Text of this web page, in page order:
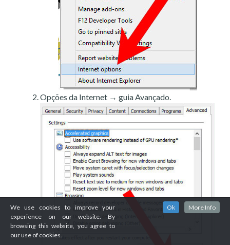
Opções da Internet → guia Avançado.
We use cookies to improve your
experience on our website. By
browsing this website, you agree to
our use of cookies.
Ok More Info